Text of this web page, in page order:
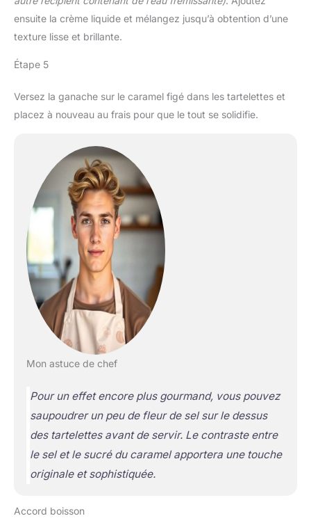
ensuite la crème liquide et mélangez jusqu’à obtention d’une
texture lisse et brillante.
Étape 5
Versez la ganache sur le caramel figé dans les tartelettes et
placez à nouveau au frais pour que le tout se solidifie.
Mon astuce de chef
Pour un effet encore plus gourmand, vous pouvez
saupoudrer un peu de fleur de sel sur le dessus
des tartelettes avant de servir. Le contraste entre
le sel et le sucré du caramel apportera une touche
originale et sophistiquée.
Accord boisson